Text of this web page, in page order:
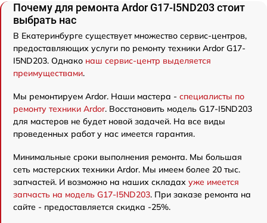
Почему для ремонта Ardor G17-I5ND203 стоит
выбрать нас
В Екатеринбурге существует множество сервис-центров,
предоставляющих услуги по ремонту техники Ardor G17-
I5ND203. Однако наш сервис-центр выделяется
преимуществами.
Мы ремонтируем Ardor. Наши мастера - специалисты по
ремонту техники Ardor. Восстановить модель G17-I5ND203
для мастеров не будет новой задачей. На все виды
проведенных работ у нас имеется гарантия.
Минимальные сроки выполнения ремонта. Мы большая
сеть мастерских техники Ardor. Мы имеем более 20 тыс.
запчастей. И возможно на наших складах уже имеется
запчасть на модель G17-I5ND203. При заказе ремонта на
сайте - предоставляется скидка -25%.